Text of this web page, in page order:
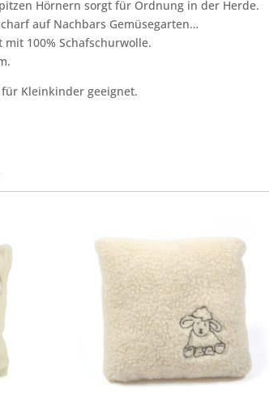
Hörnern sorgt für Ordnung in der Herde.
auf Nachbars Gemüsegarten…
100% Schafschurwolle.
Kleinkinder geeignet.